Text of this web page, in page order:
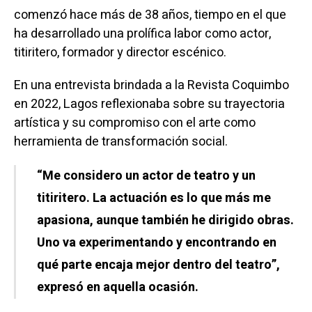
comenzó hace más de 38 años, tiempo en el que
ha desarrollado una prolífica labor como actor,
titiritero, formador y director escénico.
En una entrevista brindada a la Revista Coquimbo
en 2022, Lagos reflexionaba sobre su trayectoria
artística y su compromiso con el arte como
herramienta de transformación social.
“Me considero un actor de teatro y un
titiritero. La actuación es lo que más me
apasiona, aunque también he dirigido obras.
Uno va experimentando y encontrando en
qué parte encaja mejor dentro del teatro”,
expresó en aquella ocasión.